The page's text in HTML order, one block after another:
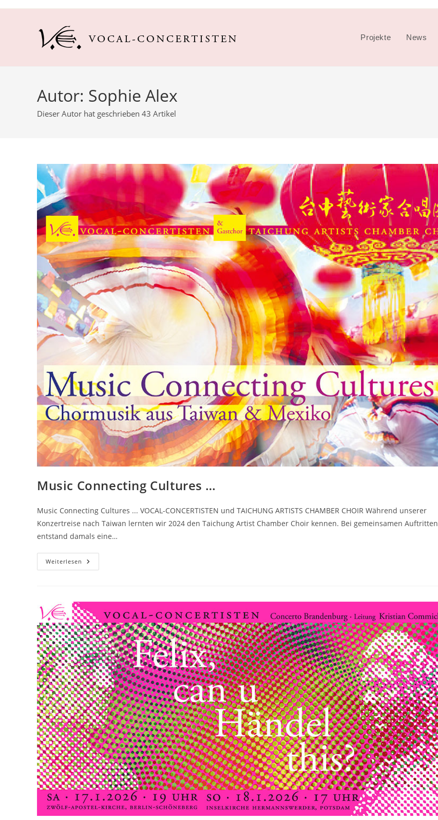
Projekte News
Autor: Sophie Alex
Dieser Autor hat geschrieben 43 Artikel
Music Connecting Cultures …
Music Connecting Cultures ... VOCAL-CONCERTISTEN und TAICHUNG ARTISTS CHAMBER CHOIR Während unserer
Konzertreise nach Taiwan lernten wir 2024 den Taichung Artist Chamber Choir kennen. Bei gemeinsamen Auftritten
entstand damals eine…
Weiterlesen Music
Connecting